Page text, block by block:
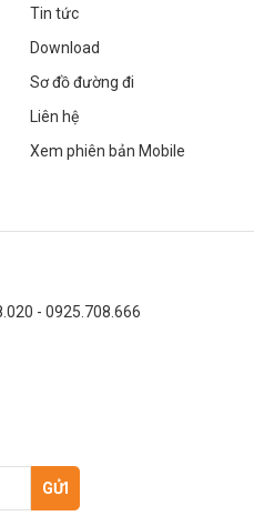
Tin tức
Download
Sơ đồ đường đi
Liên hệ
Xem phiên bản Mobile
- 0925.708.666
GỬI